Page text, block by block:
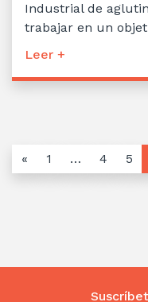
Industrial de
trabajar en un
Leer +
« 1 … 4 5